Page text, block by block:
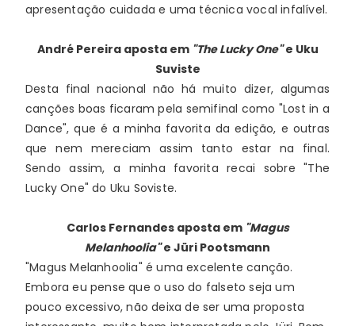
apresentação cuidada e uma técnica vocal infalível.
André Pereira aposta em "The Lucky One"e Uku
Suviste
Desta final nacional não há muito dizer, algumas
canções boas ficaram pela semifinal como "Lost in a
Dance", que é a minha favorita da edição, e outras
que nem mereciam assim tanto estar na final.
Sendo assim, a minha favorita recai sobre "The
Lucky One" do Uku Soviste.
Carlos Fernandes aposta em "Magus
Melanhoolia"e Jüri Pootsmann
"Magus Melanhoolia" é uma excelente canção.
Embora eu pense que o uso do falseto seja um
pouco excessivo, não deixa de ser uma proposta